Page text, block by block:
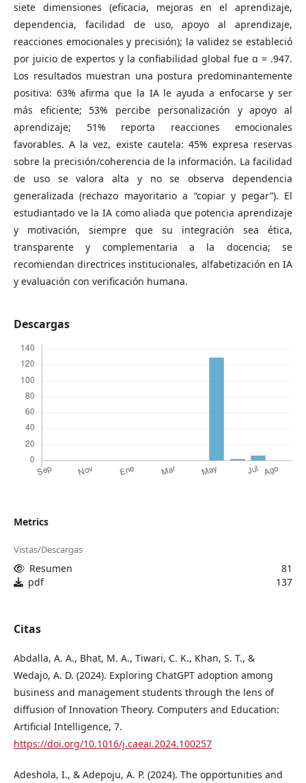
siete dimensiones (eficacia, mejoras en el aprendizaje,
dependencia, facilidad de uso, apoyo al aprendizaje,
reacciones emocionales y precisión); la validez se estableció
por juicio de expertos y la confiabilidad global fue α = .947.
Los resultados muestran una postura predominantemente
positiva: 63% afirma que la IA le ayuda a enfocarse y ser
más eficiente; 53% percibe personalización y apoyo al
aprendizaje; 51% reporta reacciones emocionales
favorables. A la vez, existe cautela: 45% expresa reservas
sobre la precisión/coherencia de la información. La facilidad
de uso se valora alta y no se observa dependencia
generalizada (rechazo mayoritario a “copiar y pegar”). El
estudiantado ve la IA como aliada que potencia aprendizaje
y motivación, siempre que su integración sea ética,
transparente y complementaria a la docencia; se
recomiendan directrices institucionales, alfabetización en IA
y evaluación con verificación humana.
Descargas
Metrics
Vistas/Descargas
Resumen
81
pdf
137
Citas
Abdalla, A. A., Bhat, M. A., Tiwari, C. K., Khan, S. T., &
Wedajo, A. D. (2024). Exploring ChatGPT adoption among
business and management students through the lens of
diffusion of Innovation Theory. Computers and Education:
Artificial Intelligence, 7.
https://doi.org/10.1016/j.caeai.2024.100257
Adeshola, I., & Adepoju, A. P. (2024). The opportunities and